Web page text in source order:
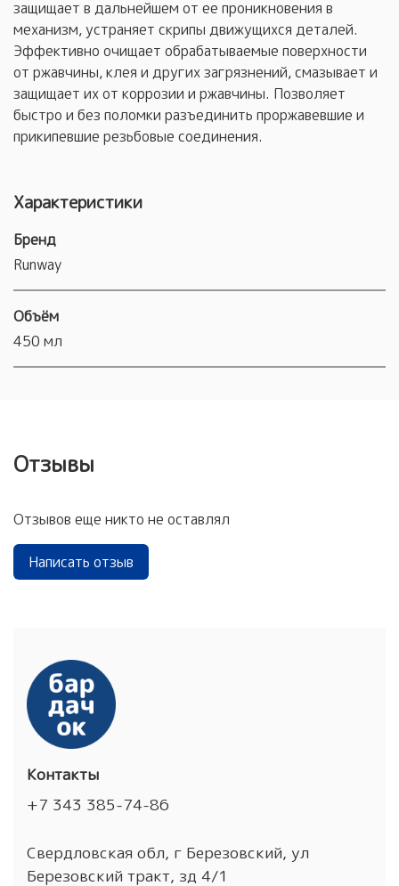
защищает в дальнейшем от ее проникновения в
механизм, устраняет скрипы движущихся деталей.
Эффективно очищает обрабатываемые поверхности
от ржавчины, клея и других загрязнений, смазывает и
защищает их от коррозии и ржавчины. Позволяет
быстро и без поломки разъединить проржавевшие и
прикипевшие резьбовые соединения.
Характеристики
Бренд
Runway
Объём
450 мл
Отзывы
Отзывов еще никто не оставлял
Написать отзыв
Контакты
+7 343 385-74-86
Свердловская обл, г Березовский, ул
Березовский тракт, зд 4/1